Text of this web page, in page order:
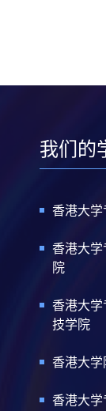
我们的
香港大
香港大
院
香港大
技学院
香港大
香港大